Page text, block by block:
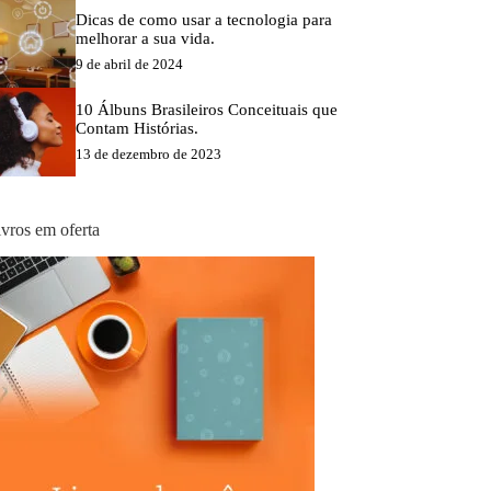
Dicas de como usar a tecnologia para
melhorar a sua vida.
9 de abril de 2024
10 Álbuns Brasileiros Conceituais que
Contam Histórias.
13 de dezembro de 2023
em oferta